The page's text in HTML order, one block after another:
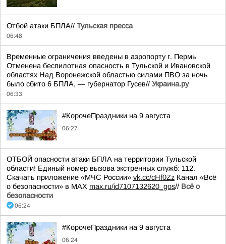
Отбой атаки БПЛА// Тульская пресса
06:48
Временные ограничения введены в аэропорту г. Пермь
Отменена беспилотная опасность в Тульской и Ивановской
областях Над Воронежской областью силами ПВО за ночь
было сбито 6 БПЛА, — губернатор Гусев// Украина.ру
06:33
#КорочеПраздники на 9 августа
06:27
ОТБОЙ опасности атаки БПЛА на территории Тульской
области! Единый номер вызова экстренных служб: 112.
Скачать приложение «МЧС России» vk.cc/cHf0Zz Канал «Всё
о безопасности» в МАХ max.ru/id7107132620_gos// Всё о
безопасности
06:24
#КорочеПраздники на 9 августа
06:24